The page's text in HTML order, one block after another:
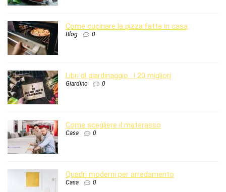
Come cucinare la pizza fatta in casa
Blog 0
Libri di giardinaggio : i 20 migliori
Giardino 0
Come scegliere il materasso
Casa 0
Quadri moderni per arredamento
Casa 0